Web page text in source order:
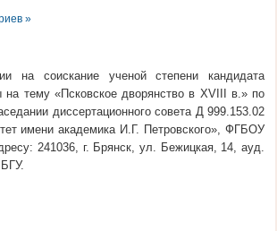
»
на соискание ученой степени кандидата
на тему «Псковское дворянство в XVIII в.» по
диссертационного совета Д 999.153.02
имени академика И.Г. Петровского», ФГБОУ
241036, г. Брянск, ул. Бежицкая, 14, ауд.